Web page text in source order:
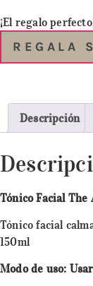
¡El regalo
REGALA
Descripción
Tónico Facial The
Tónico facial
150ml
Modo de uso: